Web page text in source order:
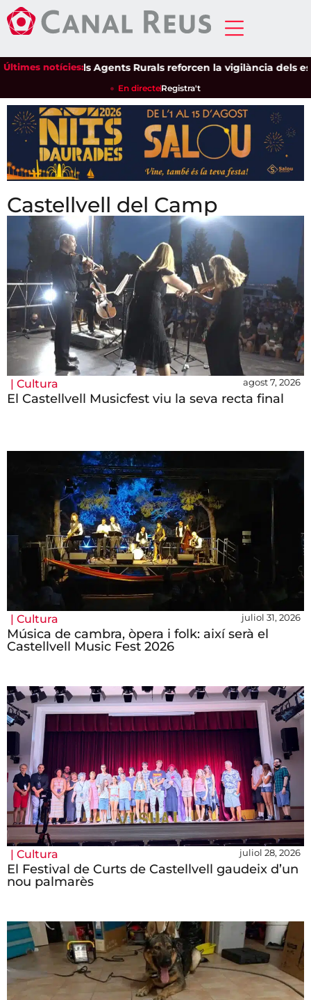
Últimes notícies:
Els Agents Rurals reforcen la vigilància dels espais
En directeRegistra't
Castellvell del Camp
| Cultura agost 7, 2026
El Castellvell Musicfest viu la seva recta final
| Cultura juliol 31, 2026
Música de cambra, òpera i folk: així serà el
Castellvell Music Fest 2026
| Cultura juliol 28, 2026
El Festival de Curts de Castellvell gaudeix d’un
nou palmarès